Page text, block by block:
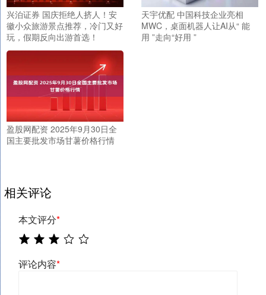
兴泊证券 国庆拒绝人挤人！安
徽小众旅游景点推荐，冷门又好
玩，假期反向出游首选！
天宇优配 中国科技企业亮相
MWC，桌面机器人让AI从“ 能
用 ”走向“好用 ”
盈股网配资 2025年9月30日全
国主要批发市场甘薯价格行情
相关评论
本文评分*
评论内容*